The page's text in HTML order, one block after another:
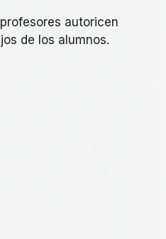
autoricen
de los alumnos.